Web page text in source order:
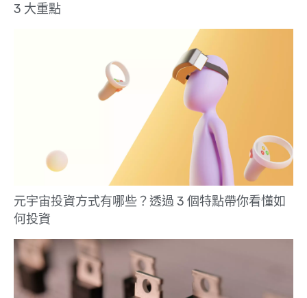
3 大重點
元宇宙投資方式有哪些？透過 3 個特點帶你看懂如
何投資